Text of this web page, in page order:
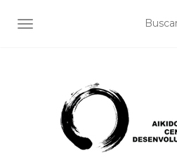
ALTERNAR NAVEGACIÓN